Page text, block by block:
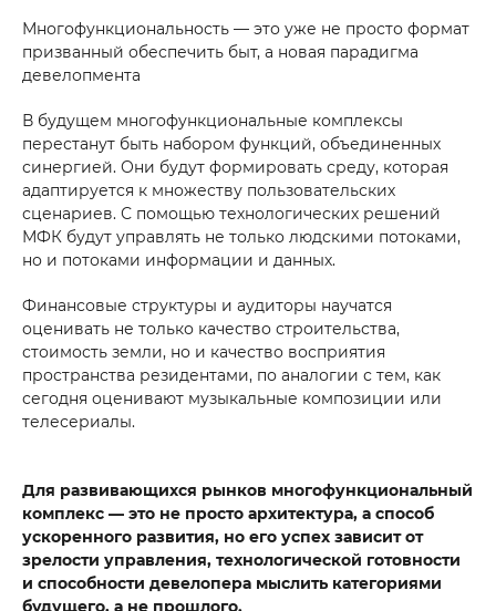
Многофункциональность — это уже не просто формат
призванный обеспечить быт, а новая парадигма
девелопмента
В будущем многофункциональные комплексы
перестанут быть набором функций, объединенных
синергией. Они будут формировать среду, которая
адаптируется к множеству пользовательских
сценариев. С помощью технологических решений
МФК будут управлять не только людскими потоками,
но и потоками информации и данных.
Финансовые структуры и аудиторы научатся
оценивать не только качество строительства,
стоимость земли, но и качество восприятия
пространства резидентами, по аналогии с тем, как
сегодня оценивают музыкальные композиции или
телесериалы.
Для развивающихся рынков многофункциональный
комплекс — это не просто архитектура, а способ
ускоренного развития, но его успех зависит от
зрелости управления, технологической готовности
и способности девелопера мыслить категориями
будущего, а не прошлого.